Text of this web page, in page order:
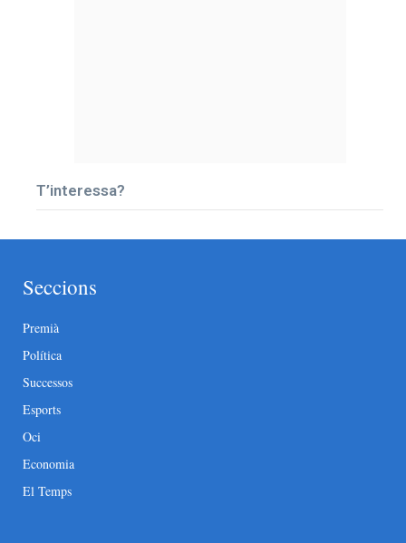
T’interessa?
Seccions
Premià
Política
Successos
Esports
Oci
Economia
El Temps